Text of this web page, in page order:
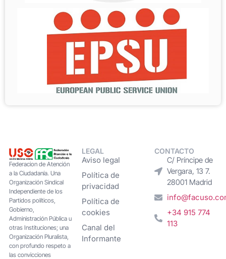
Federacion de Atención
a la Ciudadanía. Una
Organización Sindical
Independiente de los
Partidos políticos,
Gobierno,
Administración Pública u
otras Instituciones; una
Organización Pluralista,
con profundo respeto a
las convicciones
LEGAL
Aviso legal
Política de
privacidad
Política de
cookies
Canal del
Informante
CONTACTO
C/ Príncipe de
Vergara, 13 7.
28001 Madrid
+34 915 774
113